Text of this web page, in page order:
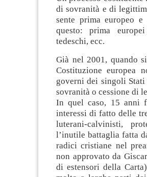
di sovranità e di
sente prima europeo
questo: prima
tedeschi, ecc.
Già nel 2001, quando
Costituzione europea
governi dei singoli
sovranità o cessione di
In quel caso, 15 anni
interessi di fatto delle
luterani-calvinisti,
l’inutile battaglia fatta
radici cristiane nel
non approvato da
di estensori della